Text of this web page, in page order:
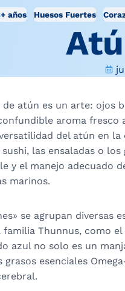
años Huesos Fuertes
atún es un arte: ojos
aroma
del atún en
las ensaladas o
y el manejo adecuado
marinos.
se agrupan diversas
familia Thunnus, como
azul no solo es un
esenciales